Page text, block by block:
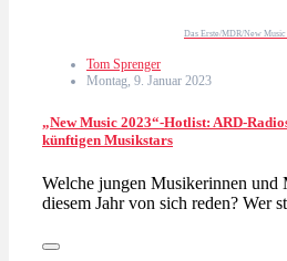
Das Erste/MDR/New Music
Tom Sprenger
Montag, 9. Januar 2023
„New Music 2023“-Hotlist: ARD-
künftigen Musikstars
Welche jungen Musikerinnen und
diesem Jahr von sich reden? Wer